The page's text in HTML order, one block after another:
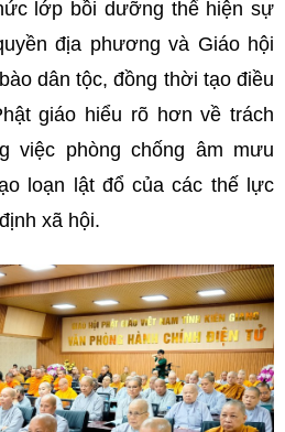
lớp bồi dưỡng thể hiện sự
địa phương và Giáo hội
dân tộc, đồng thời tạo điều
giáo hiểu rõ hơn về trách
việc phòng chống âm mưu
loạn lật đổ của các thế lực
xã hội.